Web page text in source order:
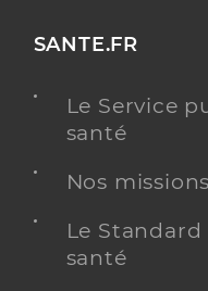
SANTE.FR
Le Service
santé
Nos missions
Le
santé